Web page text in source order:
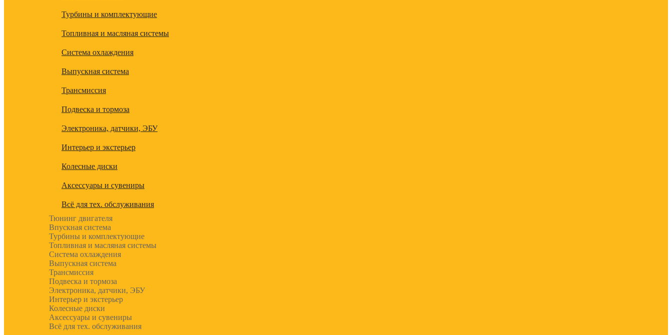
Турбины и комплектующие
Топливная и масляная системы
Система охлаждения
Выпускная система
Трансмиссия
Подвеска и тормоза
Электроника, датчики, ЭБУ
Интерьер и экстерьер
Колесные диски
Аксессуары и сувениры
Всё для тех. обслуживания
Тюнинг двигателя
Впускная система
Турбины и комплектующие
Топливная и масляная системы
Система охлаждения
Выпускная система
Трансмиссия
Подвеска и тормоза
Электроника, датчики, ЭБУ
Интерьер и экстерьер
Колесные диски
Аксессуары и сувениры
Всё для тех. обслуживания